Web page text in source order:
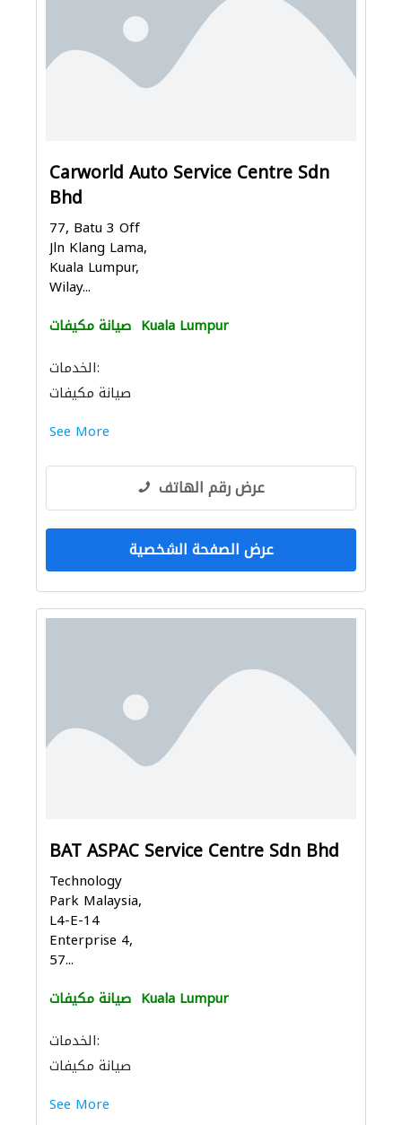
Carworld Auto Service Centre Sdn
Bhd
77, Batu 3 Off
Jln Klang Lama,
Kuala Lumpur,
Wilay...
صيانة مكيفات Kuala Lumpur
الخدمات:
صيانة مكيفات
See More
عرض رقم الهاتف
عرض الصفحة الشخصية
BAT ASPAC Service Centre Sdn Bhd
Technology
Park Malaysia,
L4-E-14
Enterprise 4,
57...
صيانة مكيفات Kuala Lumpur
الخدمات:
صيانة مكيفات
See More